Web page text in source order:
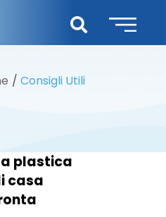
Consigli Utili
plastica
casa